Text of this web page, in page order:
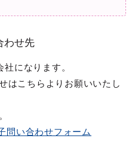
わせ先
になります。
はこちらよりお願いいたし
問い合わせフォーム